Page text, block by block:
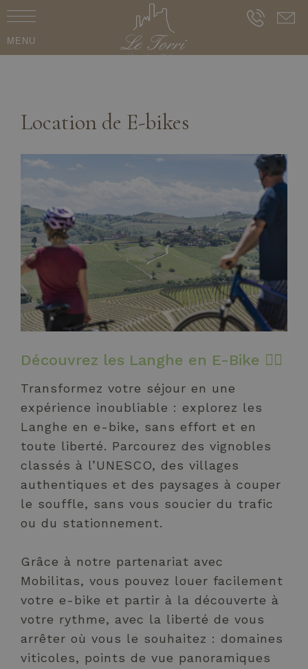
MENU
Location de E-bikes
Découvrez les Langhe en E-Bike 🚴‍♀️
Transformez votre séjour en une
expérience inoubliable : explorez les
Langhe en e-bike, sans effort et en
toute liberté. Parcourez des vignobles
classés à l’UNESCO, des villages
authentiques et des paysages à couper
le souffle, sans vous soucier du trafic
ou du stationnement.
Grâce à notre partenariat avec
Mobilitas, vous pouvez louer facilement
votre e-bike et partir à la découverte à
votre rythme, avec la liberté de vous
arrêter où vous le souhaitez : domaines
viticoles, points de vue panoramiques